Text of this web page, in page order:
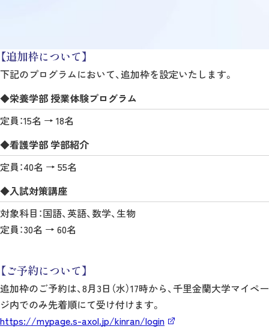
【追加枠について】
下記のプログラムにおいて、追加枠を設定いたします。
◆栄養学部 授業体験プログラム
定員：15名 → 18名
◆看護学部 学部紹介
定員：40名 → 55名
◆入試対策講座
対象科目：国語、英語、数学、生物
定員：30名 → 60名
【ご予約について】
追加枠のご予約は、8月3日（水）17時から、千里金蘭大学マイペー
ジ内でのみ先着順にて受け付けます。
https://mypage.s-axol.jp/kinran/login